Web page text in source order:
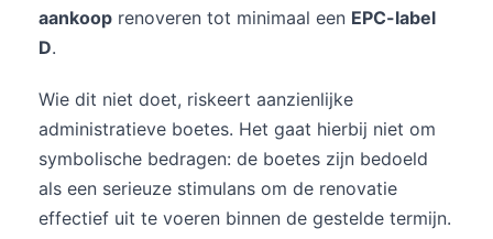
aankoop renoveren tot minimaal een EPC-label
D.
Wie dit niet doet, riskeert aanzienlijke
administratieve boetes. Het gaat hierbij niet om
symbolische bedragen: de boetes zijn bedoeld
als een serieuze stimulans om de renovatie
effectief uit te voeren binnen de gestelde termijn.